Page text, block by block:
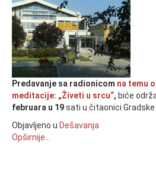
Predavanje sa radionicom na temu
meditacije: „Živeti u srcu“, biće
februara u 19sati u čitaonici Gradske
Objavljeno u Dešavanja
Opširnije...